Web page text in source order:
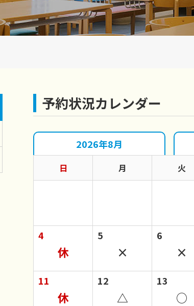
予約状況カレンダー
2026年8月
日 月 火
4
休
5
×
6
×
11
休
12
△
13
○